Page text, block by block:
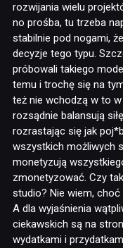
rozwijania wielu
no prośba, tu trzeba
stabilnie pod nogami,
decyzje tego typu.
próbowali takiego
temu i trochę się na
też nie wchodzą w to
rozsądnie balansują
rozrastając się jak
wszystkich możliwych
monetyzują
zmonetyzować. Czy
studio? Nie wiem,
A dla wyjaśnienia
ciekawskich są na
wydatkami i